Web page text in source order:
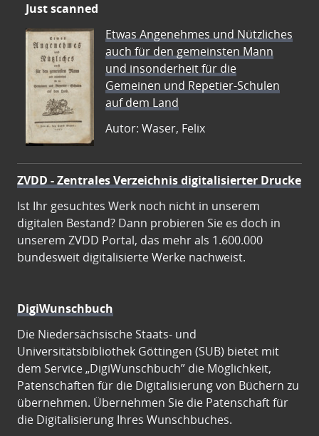
Just scanned
Etwas Angenehmes und Nützliches
auch für den gemeinsten Mann
und insonderheit für die
Gemeinen und Repetier-Schulen
auf dem Land
Autor: Waser, Felix
ZVDD - Zentrales Verzeichnis digitalisierter Drucke
Ist Ihr gesuchtes Werk noch nicht in unserem
digitalen Bestand? Dann probieren Sie es doch in
unserem ZVDD Portal, das mehr als 1.600.000
bundesweit digitalisierte Werke nachweist.
DigiWunschbuch
Die Niedersächsische Staats- und
Universitätsbibliothek Göttingen (SUB) bietet mit
dem Service „DigiWunschbuch” die Möglichkeit,
Patenschaften für die Digitalisierung von Büchern zu
übernehmen. Übernehmen Sie die Patenschaft für
die Digitalisierung Ihres Wunschbuches.